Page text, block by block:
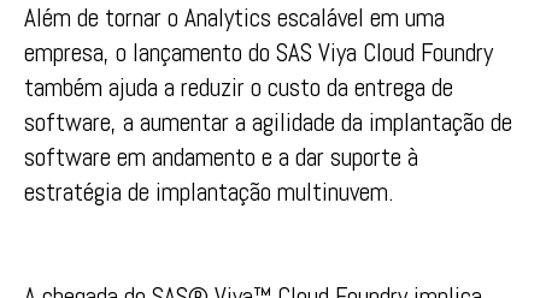
Além de tornar o Analytics escalável em uma
empresa, o lançamento do SAS Viya Cloud Foundry
também ajuda a reduzir o custo da entrega de
software, a aumentar a agilidade da implantação de
software em andamento e a dar suporte à
estratégia de implantação multinuvem.